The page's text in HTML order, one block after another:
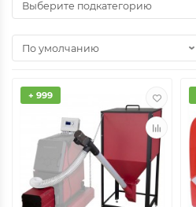
+ 999